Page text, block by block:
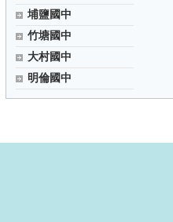
埔鹽國中
竹塘國中
大村國中
明倫國中